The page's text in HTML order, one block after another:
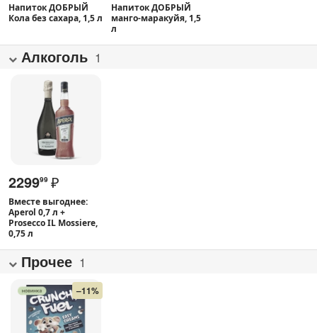
Напиток ДОБРЫЙ
Кола без сахара, 1,5 л
Напиток ДОБРЫЙ
манго-маракуйя, 1,5
л
Алкоголь 1
229999 ₽
Вместе выгоднее:
Aperol 0,7 л +
Prosecco IL Mossiere,
0,75 л
Прочее 1
–11%